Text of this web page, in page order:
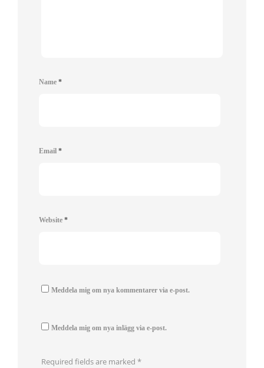
Name *
Email *
Website *
Meddela mig om nya kommentarer via e-post.
Meddela mig om nya inlägg via e-post.
Required fields are marked *